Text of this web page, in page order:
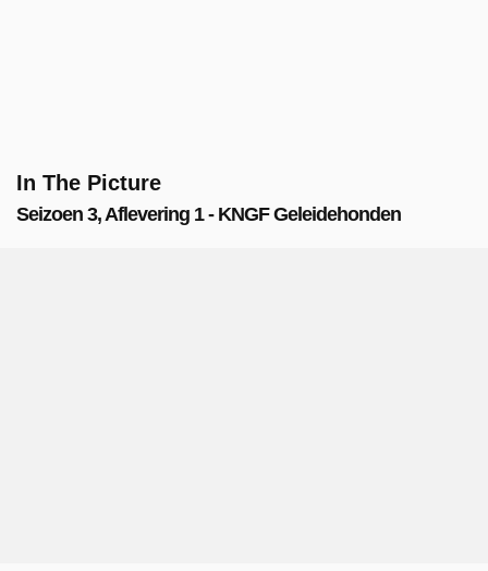
In The Picture
Seizoen 3, Aflevering 1 - KNGF Geleidehonden